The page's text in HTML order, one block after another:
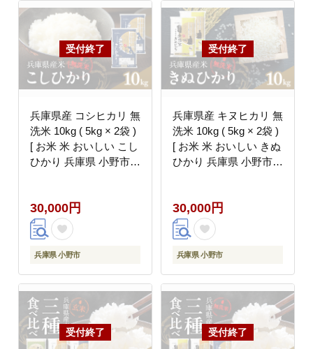
兵庫県産 コシヒカリ 無
洗米 10kg ( 5kg × 2袋 )
[ お米 米 おいしい こし
ひかり 兵庫県 小野市 ]
ごたえ 爽やか さっぱり
お米の王様
30,000円
兵庫県 小野市
兵庫県産 キヌヒカリ 無
洗米 10kg ( 5kg × 2袋 )
[ お米 米 おいしい きぬ
ひかり 兵庫県 小野市 ]
さっぱり 甘み お弁当
30,000円
兵庫県 小野市